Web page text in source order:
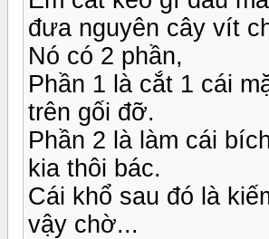
đưa nguyên cây vít
Nó có 2 phần,
Phần 1 là cắt 1 cái
trên gối đỡ.
Phần 2 là làm cái
kia thôi bác.
Cái khổ sau đó là
vậy chờ...